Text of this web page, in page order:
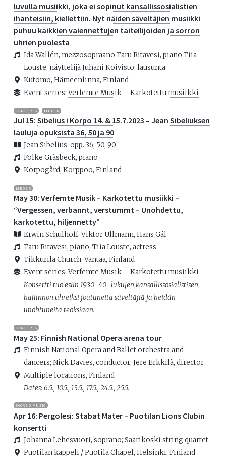
luvulla musiikki, joka ei sopinut kansallissosialistien
ihanteisiin, kiellettiin. Nyt näiden säveltäjien musiikki
puhuu kaikkien vaiennettujen taiteilijoiden ja sorron
uhrien puolesta
Ida Wallén, mezzosopraano Taru Ritavesi, piano Tiia
Louste, näyttelijä Juhani Koivisto, lausunta
Kutomo, Hämeenlinna, Finland
Event series:Verfemte Musik – Karkotettu musiikki
CONCERTS LIEDER
Jul 15: Sibelius i Korpo 14. & 15.7.2023 – Jean Sibeliuksen
lauluja opuksista 36, 50 ja 90
Jean Sibelius: opp. 36, 50, 90
Folke Gräsbeck, piano
Korpogård, Korppoo, Finland
LIEDER
May 30: Verfemte Musik – Karkotettu musiikki –
“Vergessen, verbannt, verstummt – Unohdettu,
karkotettu, hiljennetty”
Erwin Schulhoff, Viktor Ullmann, Hans Gál
Taru Ritavesi, piano; Tiia Louste, actress
Tikkurila Church, Vantaa, Finland
Event series:Verfemte Musik – Karkotettu musiikki
Konsertti tuo esiin 1930–40 -lukujen kansallissosialistisen
hallinnon uhreiksi joutuneita säveltäjiä ja heidän
unohtuneita teoksiaan.
CONCERTS
May 25: Finnish National Opera arena tour
Finnish National Opera and Ballet orchestra and
dancers; Nick Davies, conductor; Jere Erkkilä, director
Multiple locations, Finland
Dates: 6.5., 10.5., 13.5., 17.5., 24.5., 25.5.
SACRED MUSIC
Apr 16: Pergolesi: Stabat Mater – Puotilan Lions Clubin
konsertti
Johanna Lehesvuori, soprano; Saarikoski string quartet
Puotilan kappeli / Puotila Chapel, Helsinki, Finland